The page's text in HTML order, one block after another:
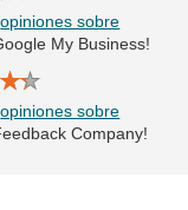
opiniones sobre
My Business!
opiniones sobre
Company!